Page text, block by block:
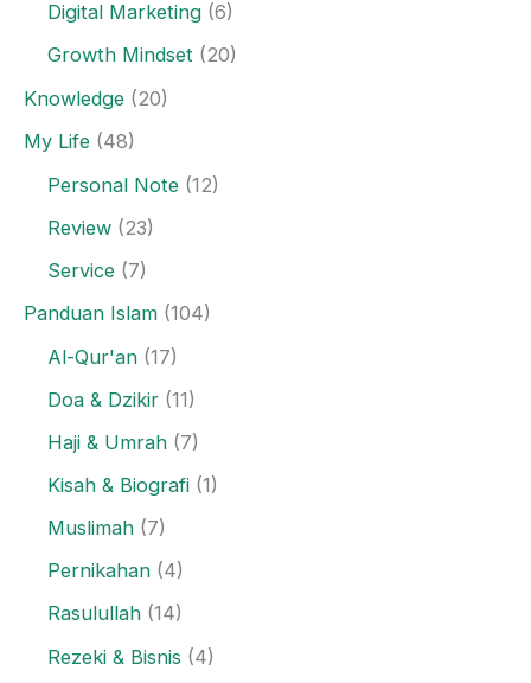
Digital Marketing (6)
Growth Mindset (20)
Knowledge (20)
My Life (48)
Personal Note (12)
Review (23)
Service (7)
Panduan Islam (104)
Al-Qur'an (17)
Doa & Dzikir (11)
Haji & Umrah (7)
Kisah & Biografi (1)
Muslimah (7)
Pernikahan (4)
Rasulullah (14)
Rezeki & Bisnis (4)